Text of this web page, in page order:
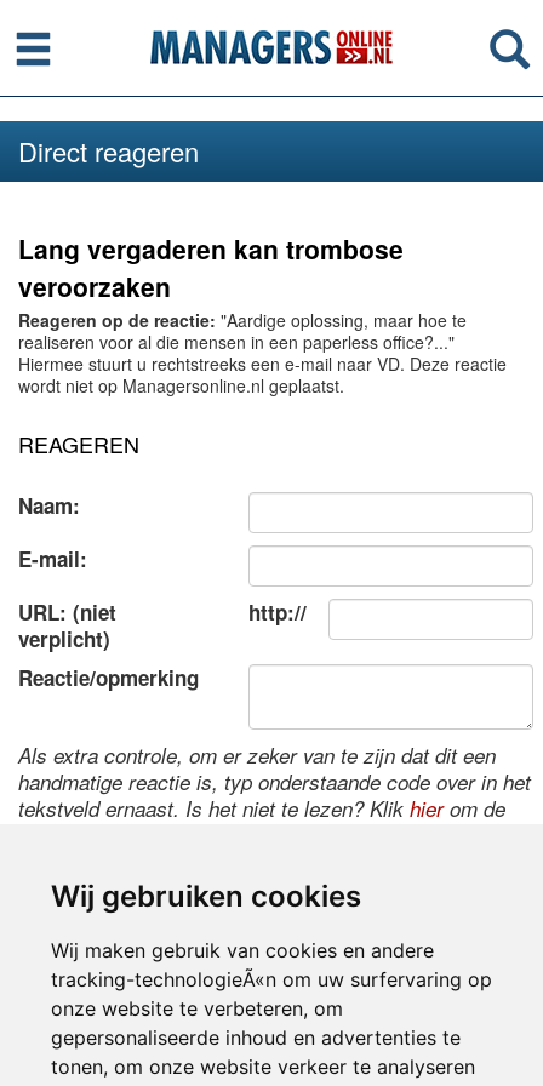
Wij gebruiken cookies
Wij maken gebruik van cookies en andere
tracking-technologieÃ«n om uw surfervaring op
onze website te verbeteren, om
gepersonaliseerde inhoud en advertenties te
tonen, om onze website verkeer te analyseren
Menu
Direct reageren
Lang vergaderen kan trombose
veroorzaken
Reageren op de reactie: "Aardige oplossing, maar hoe te
realiseren voor al die mensen in een paperless office?..."
Hiermee stuurt u rechtstreeks een e-mail naar VD. Deze reactie
wordt niet op Managersonline.nl geplaatst.
REAGEREN
Naam:
E-mail:
URL: (niet
verplicht)
http://
Reactie/opmerking
Als extra controle, om er zeker van te zijn dat dit een
handmatige reactie is, typ onderstaande code over in het
tekstveld ernaast. Is het niet te lezen? Klik hierom de